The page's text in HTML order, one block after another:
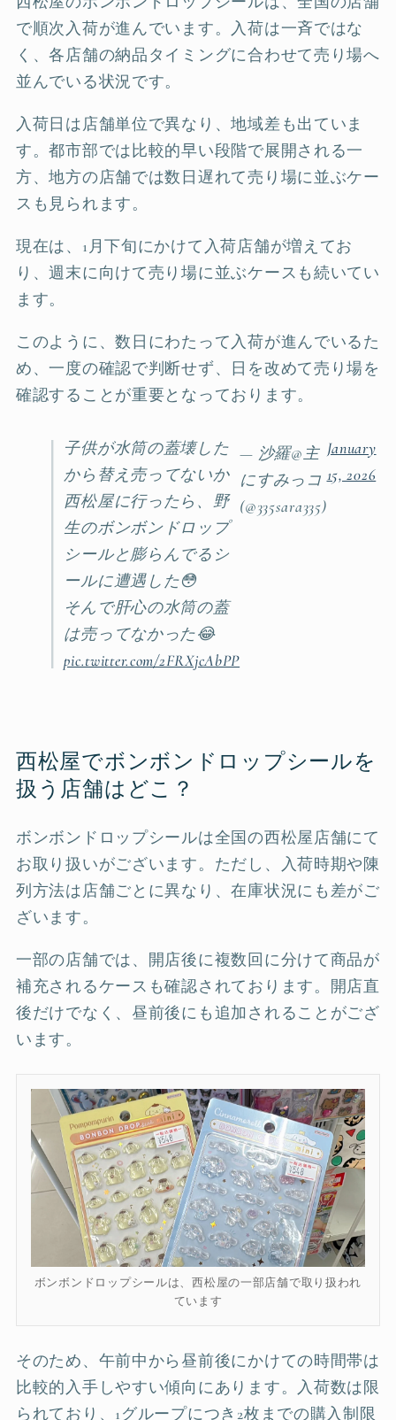
で順次入荷が進んでいます。入荷は一斉ではな
く、各店舗の納品タイミングに合わせて売り場へ
並んでいる状況です。
入荷日は店舗単位で異なり、地域差も出ていま
す。都市部では比較的早い段階で展開される一
方、地方の店舗では数日遅れて売り場に並ぶケー
スも見られます。
現在は、1月下旬にかけて入荷店舗が増えてお
り、週末に向けて売り場に並ぶケースも続いてい
ます。
このように、数日にわたって入荷が進んでいるた
め、一度の確認で判断せず、日を改めて売り場を
確認することが重要となっております。
子供が水筒の蓋壊した
から替え売ってないか
西松屋に行ったら、野
生のボンボンドロップ
シールと膨らんでるシ
ールに遭遇した😳
そんで肝心の水筒の蓋
は売ってなかった😂
pic.twitter.com/2FRXjcAbPP
— 沙羅@主
にすみっコ
(@335sara335)
January
15, 2026
西松屋でボンボンドロップシールを
扱う店舗はどこ？
ボンボンドロップシールは全国の西松屋店舗にて
お取り扱いがございます。ただし、入荷時期や陳
列方法は店舗ごとに異なり、在庫状況にも差がご
ざいます。
一部の店舗では、開店後に複数回に分けて商品が
補充されるケースも確認されております。開店直
後だけでなく、昼前後にも追加されることがござ
います。
ボンボンドロップシールは、西松屋の一部店舗で取り扱われ
ています
そのため、午前中から昼前後にかけての時間帯は
比較的入手しやすい傾向にあります。入荷数は限
られており、1グループにつき2枚までの購入制限